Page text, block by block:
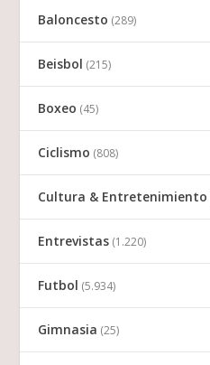
Baloncesto (289)
Beisbol (215)
Boxeo (45)
Ciclismo (808)
Cultura & Entretenimiento
Entrevistas (1.220)
Futbol (5.934)
Gimnasia (25)